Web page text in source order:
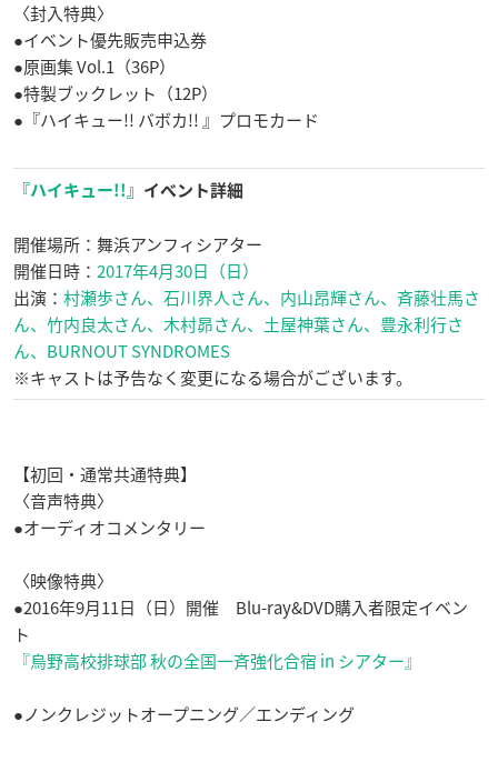
〈封入特典〉
●イベント優先販売申込券
●原画集 Vol.1（36P）
●特製ブックレット（12P）
●『ハイキュー!! バボカ!! 』プロモカード
『ハイキュー!!』 イベント詳細
開催場所：舞浜アンフィシアター
開催日時： 2017年4月30日（日）
出演： 村瀬歩さん、石川界人さん、内山昂輝さん、斉藤壮馬さ
ん、竹内良太さん、木村昴さん、土屋神葉さん、豊永利行さ
ん、BURNOUT SYNDROMES
※キャストは予告なく変更になる場合がございます。
【初回・通常共通特典】
〈音声特典〉
●オーディオコメンタリー
〈映像特典〉
●2016年9月11日（日）開催 Blu-ray&DVD購入者限定イベン
ト
『烏野高校排球部 秋の全国一斉強化合宿 in シアター』
●ノンクレジットオープニング／エンディング